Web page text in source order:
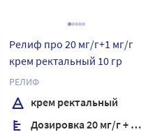
Релиф про 20 мг/г+1 мг/г
крем ректальный 10 гр
РЕЛИФ
крем ректальный
Дозировка 20 мг/г + 1 мг/г